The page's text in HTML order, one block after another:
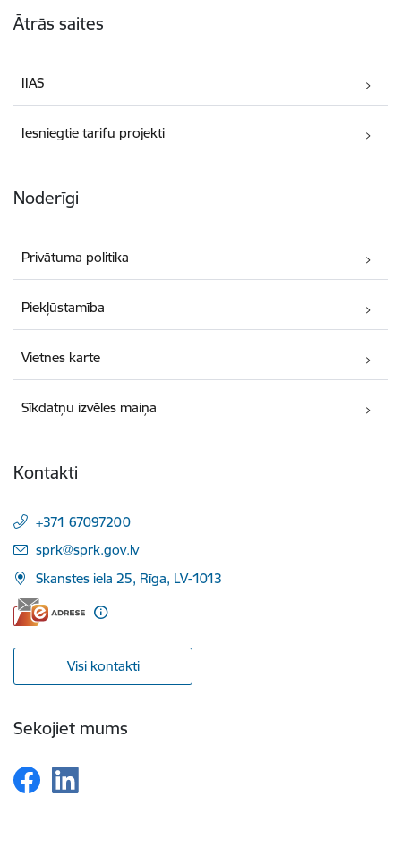
Ātrās saites
IIAS
Iesniegtie tarifu projekti
Noderīgi
Privātuma politika
Piekļūstamība
Vietnes karte
Sīkdatņu izvēles maiņa
Kontakti
+371 67097200
E-pasts:
sprk@sprk.gov.lv
Skanstes iela 25, Rīga, LV-1013
Visi kontakti
Sekojiet mums